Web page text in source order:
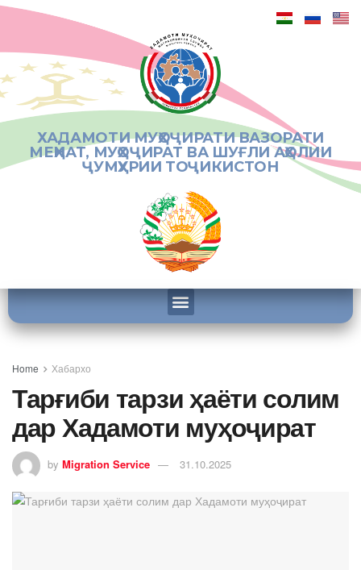
ХАДАМОТИ МУҲОҶИРАТИ ВАЗОРАТИ
МЕҲНАТ, МУҲОҶИРАТ ВА ШУҒЛИ АҲОЛИИ
ҶУМҲУРИИ ТОҶИКИСТОН
Home Хабархо
Тарғиби тарзи ҳаёти солим
дар Хадамоти муҳоҷират
by Migration Service 31.10.2025